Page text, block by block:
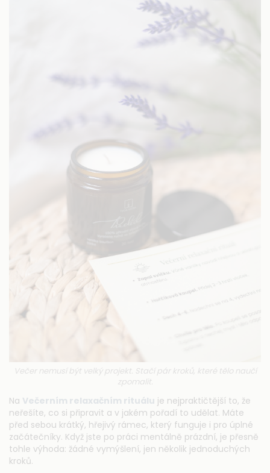
Večer nemusí být velký projekt. Stačí pár kroků, které tělo naučí
zpomalit.
Na Večerním relaxačním rituálu je nejpraktičtější to, že
neřešíte, co si připravit a v jakém pořadí to udělat. Máte
před sebou krátký, hřejivý rámec, který funguje i pro úplné
začátečníky. Když jste po práci mentálně prázdní, je přesně
tohle výhoda: žádné vymýšlení, jen několik jednoduchých
kroků.